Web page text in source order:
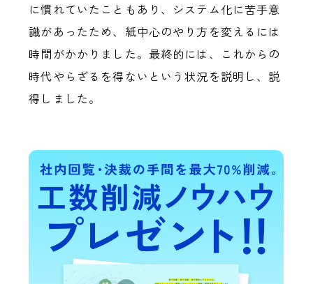
に慣れていたこともあり、システム化に苦手意
識があったため、紙中心のやり方を変えるには
時間がかかりました。最終的には、これからの
時代やらざるを得ないという状況を説明し、説
得しました。